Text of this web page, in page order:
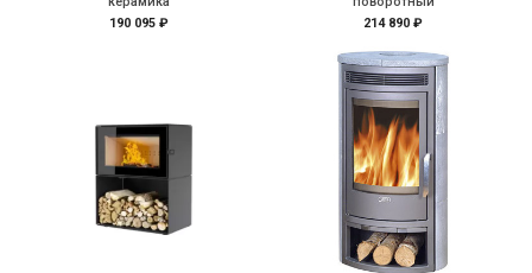
190 095 ₽
214 890 ₽